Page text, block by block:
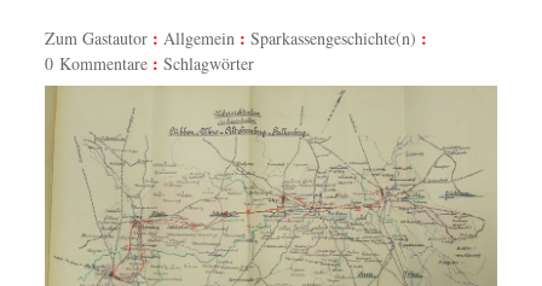
Zum Gastautor Allgemein
Sparkassengeschichte(n)
0 Kommentare
Schlagwörter